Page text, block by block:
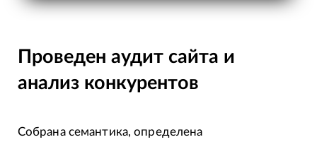
Проведен аудит сайта и
анализ конкурентов
Собрана семантика, определена